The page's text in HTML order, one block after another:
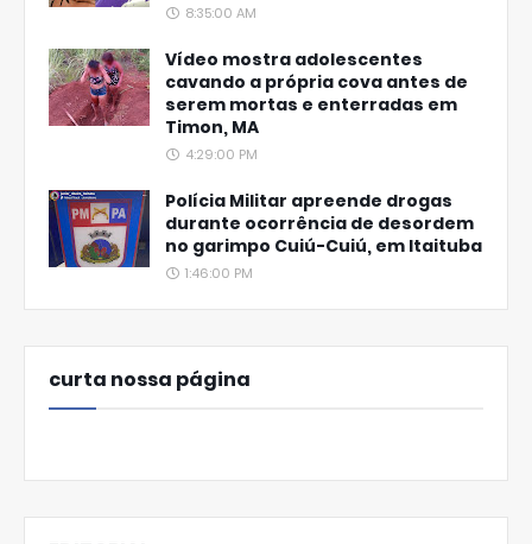
8:35:00 AM
Vídeo mostra adolescentes
cavando a própria cova antes de
serem mortas e enterradas em
Timon, MA
4:29:00 PM
Polícia Militar apreende drogas
durante ocorrência de desordem
no garimpo Cuiú-Cuiú, em Itaituba
1:46:00 PM
curta nossa página